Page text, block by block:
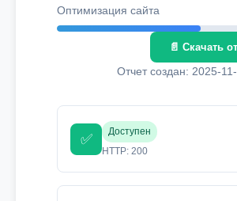
Оптимизация сайта
📄 Скачать
Отчет создан: 2025-
✅
Доступен
HTTP: 200